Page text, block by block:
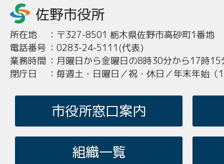
所在地 ： 〒327-8501 栃木県佐野市高砂町1番地
電話番号 ： 0283-24-5111(代表)
業務時間 ： 月曜日から金曜日の8時30分から17時15
閉庁日
： 毎週土・日曜日／祝・休日／年末年始
市役所窓口案内
組織一覧